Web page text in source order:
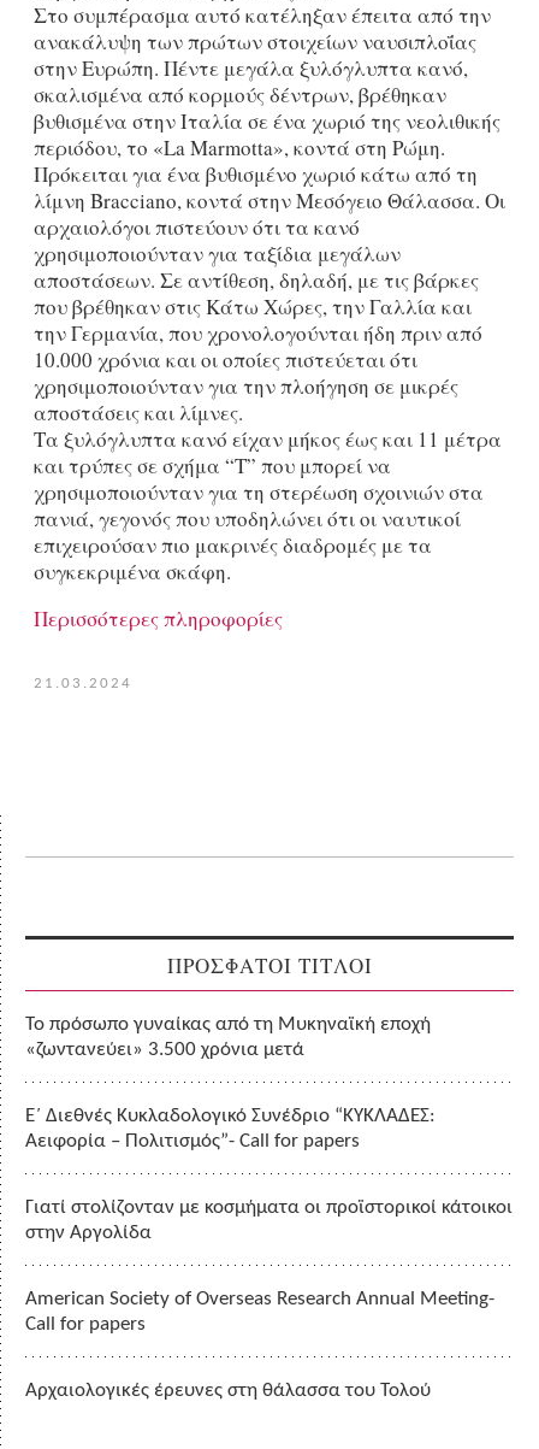
Στο συμπέρασμα αυτό κατέληξαν έπειτα από την
ανακάλυψη των πρώτων στοιχείων ναυσιπλοΐας
στην Ευρώπη. Πέντε μεγάλα ξυλόγλυπτα κανό,
σκαλισμένα από κορμούς δέντρων, βρέθηκαν
βυθισμένα στην Ιταλία σε ένα χωριό της νεολιθικής
περιόδου, το «La Marmotta», κοντά στη Ρώμη.
Πρόκειται για ένα βυθισμένο χωριό κάτω από τη
λίμνη Bracciano, κοντά στην Μεσόγειο Θάλασσα. Οι
αρχαιολόγοι πιστεύουν ότι τα κανό
χρησιμοποιούνταν για ταξίδια μεγάλων
αποστάσεων. Σε αντίθεση, δηλαδή, με τις βάρκες
που βρέθηκαν στις Κάτω Χώρες, την Γαλλία και
την Γερμανία, που χρονολογούνται ήδη πριν από
10.000 χρόνια και οι οποίες πιστεύεται ότι
χρησιμοποιούνταν για την πλοήγηση σε μικρές
αποστάσεις και λίμνες.
Τα ξυλόγλυπτα κανό είχαν μήκος έως και 11 μέτρα
και τρύπες σε σχήμα “Τ” που μπορεί να
χρησιμοποιούνταν για τη στερέωση σχοινιών στα
πανιά, γεγονός που υποδηλώνει ότι οι ναυτικοί
επιχειρούσαν πιο μακρινές διαδρομές με τα
συγκεκριμένα σκάφη.
Περισσότερες πληροφορίες
21.03.2024
ΠΡΟΣΦΑΤΟΙ ΤΙΤΛΟΙ
Το πρόσωπο γυναίκας από τη Μυκηναϊκή εποχή
«ζωντανεύει» 3.500 χρόνια μετά
Ε΄ Διεθνές Κυκλαδολογικό Συνέδριο “ΚΥΚΛΑΔΕΣ:
Αειφορία – Πολιτισμός”- Call for papers
Γιατί στολίζονταν με κοσμήματα οι προϊστορικοί κάτοικοι
στην Αργολίδα
American Society of Overseas Research Annual Meeting-
Call for papers
Αρχαιολογικές έρευνες στη θάλασσα του Τολού